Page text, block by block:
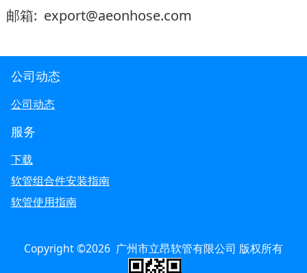
邮箱: export@aeonhose.com
公司动态
公司动态
服务
下载
软管组合件安装指南
软管使用指南
Copyright ©2026 广州市立昂软管有限公司 版权所有